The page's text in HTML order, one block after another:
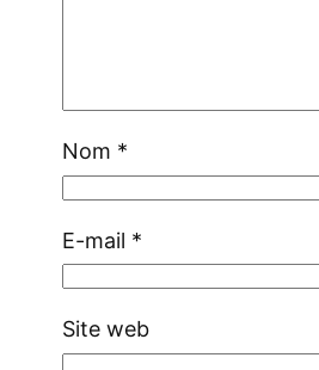
Nom *
E-mail *
Site web